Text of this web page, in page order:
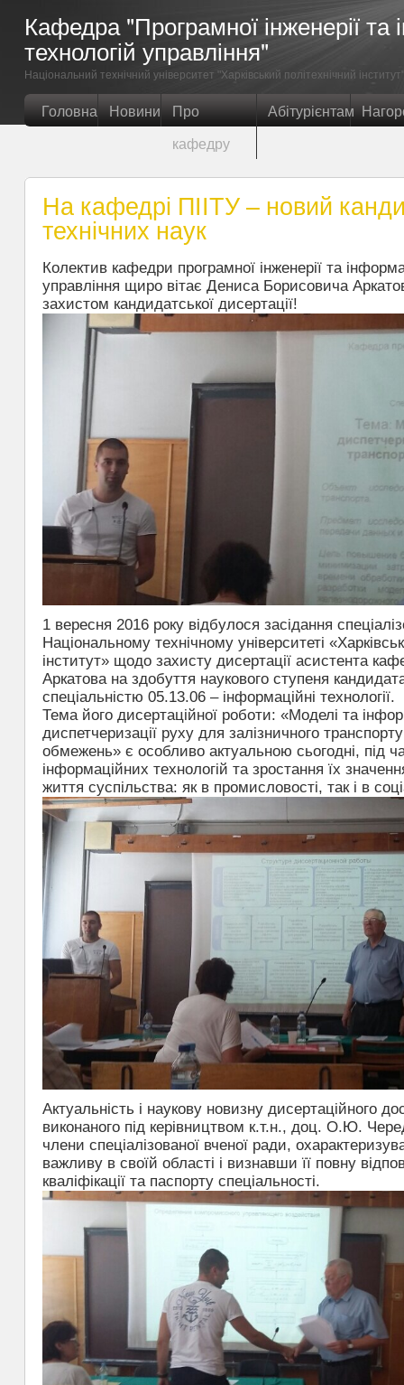
Кафедра "Програмної інженерії та
технологій управління"
Нацiональний технiчний унiверситет "Харкiвський полiтехнiчний iнститут"
Головна Новини Про
кафедру
Абітурієнтам
На кафедрі ПІІТУ – новий
технічних наук
Колектив кафедри програмної інженерії та
управління щиро вітає Дениса Борисовича
захистом кандидатської дисертації!
1 вересня 2016 року відбулося засідання
Національному технічному університеті
інститут» щодо захисту дисертації асистента
Аркатова на здобуття наукового ступеня
спеціальністю 05.13.06 – інформаційні технології.
Тема його дисертаційної роботи: «Моделі та
диспетчеризації руху для залізничного
обмежень» є особливо актуальною сьогодні, під
інформаційних технологій та зростання їх
життя суспільства: як в промисловості, так і в
Актуальність і наукову новизну дисертаційного
виконаного під керівництвом к.т.н., доц. О.Ю.
члени спеціалізованої вченої ради,
важливу в своїй області і визнавши її повну
кваліфікації та паспорту спеціальності.